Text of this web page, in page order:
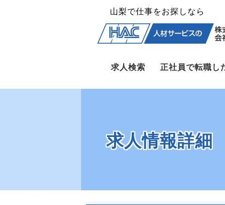
山梨で仕事をお探しなら
求人検索 正社員で転職し
求人情報詳細